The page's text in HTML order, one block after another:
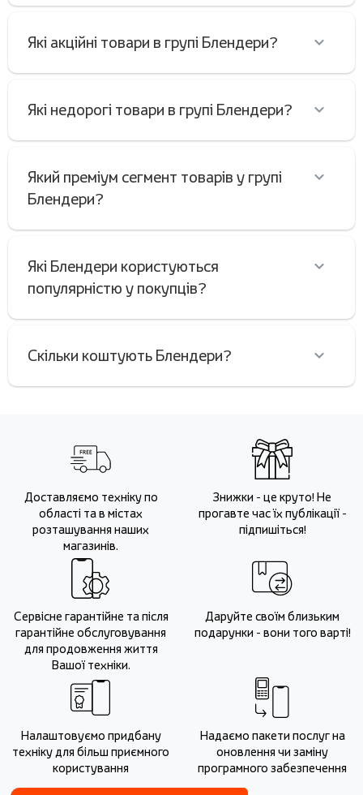
Які акційні товари в групі Блендери?
Які недорогі товари в групі Блендери?
Який преміум сегмент товарів у групі
Блендери?
Які Блендери користуються
популярністю у покупців?
Скільки коштують Блендери?
Доставляємо техніку по
області та в містах
розташування наших
магазинів.
Знижки - це круто! Не
прогавте час їх публікації -
підпишіться!
Сервісне гарантійне та після
гарантійне обслуговування
для продовження життя
Вашої техніки.
Даруйте своїм близьким
подарунки - вони того варті!
Налаштовуємо придбану
техніку для більш приємного
користування
Надаємо пакети послуг на
оновлення чи заміну
програмного забезпечення